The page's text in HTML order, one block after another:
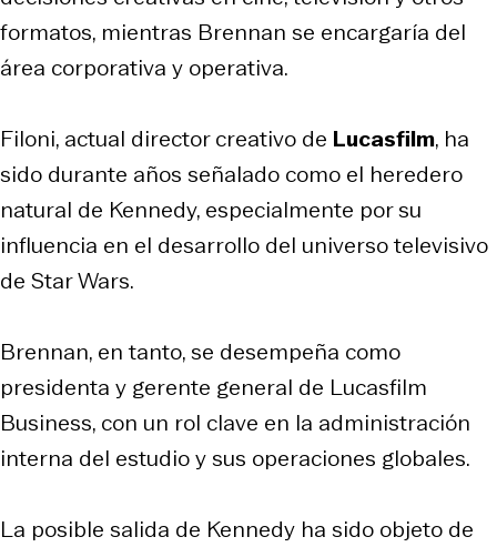
formatos, mientras Brennan se encargaría del
área corporativa y operativa.
Filoni, actual director creativo de Lucasfilm, ha
sido durante años señalado como el heredero
natural de Kennedy, especialmente por su
influencia en el desarrollo del universo televisivo
de Star Wars.
Brennan, en tanto, se desempeña como
presidenta y gerente general de Lucasfilm
Business, con un rol clave en la administración
interna del estudio y sus operaciones globales.
La posible salida de Kennedy ha sido objeto de